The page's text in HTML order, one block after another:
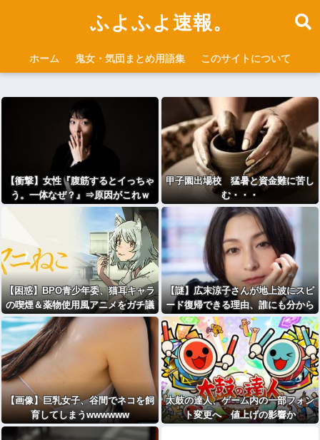
ふよふよ速報。
ホーム 鬼女・気団まとめ用語集 このサイトについて
【衝撃】女性『腹筋するとイっちゃ
う。一体なぜ？』⇒原因がこれｗ
甲子園出場校 猛暑と資金難に苦し
む・・・
【困惑】BPO青少年委、猫耳キャラ
の喫煙＆薬物使用風アニメをガチ議
論・・・・・・・・・
【謎】広末涼子さんが地上波にスピ
ード復帰できる理由、誰にも分から
ない⇒！
【画像】巨乳女子、谷間でネコを飼
育してしまうwwwwww
太鼓の達人、ゲーム内の一部フォン
ト変更へ 値上げの影響か